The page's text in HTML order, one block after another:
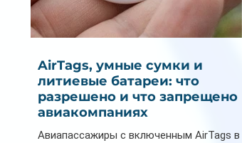
AirTags, умные сумки и
литиевые батареи: что
разрешено и что запрещено в
авиакомпаниях
Авиапассажиры с включенным AirTags в